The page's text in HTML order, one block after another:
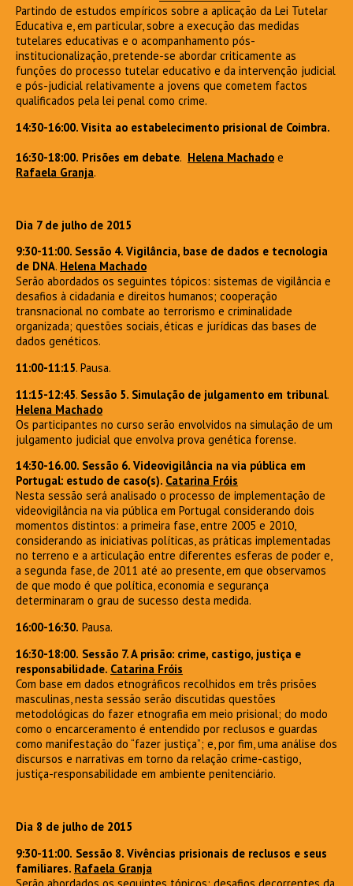
Partindo de estudos empíricos sobre a aplicação da Lei Tutelar
Educativa e, em particular, sobre a execução das medidas
tutelares educativas e o acompanhamento pós-
institucionalização, pretende-se abordar criticamente as
funções do processo tutelar educativo e da intervenção judicial
e pós-judicial relativamente a jovens que cometem factos
qualificados pela lei penal como crime.
14:30-16:00. Visita ao estabelecimento prisional de Coimbra.
16:30-18:00. Prisões em debate. Helena Machado e
Rafaela Granja.
Dia 7 de julho de 2015
9:30-11:00. Sessão 4. Vigilância, base de dados e tecnologia
de DNA. Helena Machado
Serão abordados os seguintes tópicos: sistemas de vigilância e
desafios à cidadania e direitos humanos; cooperação
transnacional no combate ao terrorismo e criminalidade
organizada; questões sociais, éticas e jurídicas das bases de
dados genéticos.
11:00-11:15. Pausa.
11:15-12:45. Sessão 5. Simulação de julgamento em tribunal.
Helena Machado
Os participantes no curso serão envolvidos na simulação de um
julgamento judicial que envolva prova genética forense.
14:30-16.00. Sessão 6. Videovigilância na via pública em
Portugal: estudo de caso(s). Catarina Fróis
Nesta sessão será analisado o processo de implementação de
videovigilância na via pública em Portugal considerando dois
momentos distintos: a primeira fase, entre 2005 e 2010,
considerando as iniciativas políticas, as práticas implementadas
no terreno e a articulação entre diferentes esferas de poder e,
a segunda fase, de 2011 até ao presente, em que observamos
de que modo é que política, economia e segurança
determinaram o grau de sucesso desta medida.
16:00-16:30. Pausa.
16:30-18:00. Sessão 7. A prisão: crime, castigo, justiça e
responsabilidade. Catarina Fróis
Com base em dados etnográficos recolhidos em três prisões
masculinas, nesta sessão serão discutidas questões
metodológicas do fazer etnografia em meio prisional; do modo
como o encarceramento é entendido por reclusos e guardas
como manifestação do “fazer justiça”; e, por fim, uma análise dos
discursos e narrativas em torno da relação crime-castigo,
justiça-responsabilidade em ambiente penitenciário.
Dia 8 de julho de 2015
9:30-11:00. Sessão 8. Vivências prisionais de reclusos e seus
familiares. Rafaela Granja